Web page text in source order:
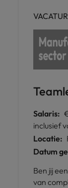
Salaris:
inclusief
Locatie:
Datum
Ben jij
van